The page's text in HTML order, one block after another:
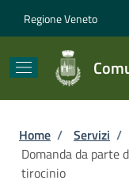
Regione Veneto
Briciole
Home / Servizi /
Domanda da parte
tirocinio